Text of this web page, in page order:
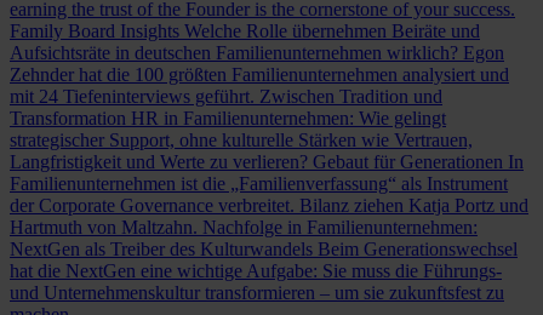
earning the trust of the Founder is the cornerstone of your success.
Family Board Insights Welche Rolle übernehmen Beiräte und
Aufsichtsräte in deutschen Familienunternehmen wirklich? Egon
Zehnder hat die 100 größten Familienunternehmen analysiert und
mit 24 Tiefeninterviews geführt. Zwischen Tradition und
Transformation HR in Familienunternehmen: Wie gelingt
strategischer Support, ohne kulturelle Stärken wie Vertrauen,
Langfristigkeit und Werte zu verlieren? Gebaut für Generationen In
Familienunternehmen ist die „Familienverfassung“ als Instrument
der Corporate Governance verbreitet. Bilanz ziehen Katja Portz und
Hartmuth von Maltzahn. Nachfolge in Familienunternehmen:
NextGen als Treiber des Kulturwandels Beim Generationswechsel
hat die NextGen eine wichtige Aufgabe: Sie muss die Führungs-
und Unternehmenskultur transformieren – um sie zukunftsfest zu